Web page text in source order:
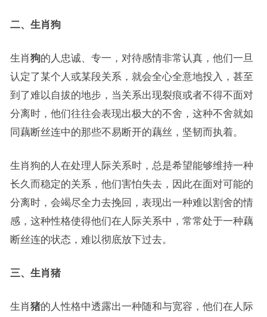
二、生肖狗
生肖狗的人忠诚、专一，对待感情非常认真，他们一旦
认定了某个人或某段关系，就会全心全意地投入，甚至
到了难以自拔的地步，当关系出现裂痕或者不得不面对
分离时，他们往往会表现出极大的不舍，这种不舍就如
同藕断丝连中的那些不易断开的藕丝，坚韧而执着。
生肖狗的人在处理人际关系时，总是希望能够维持一种
长久而稳定的关系，他们害怕失去，因此在面对可能的
分离时，会竭尽全力去挽回，表现出一种难以割舍的情
感，这种性格使得他们在人际关系中，常常处于一种藕
断丝连的状态，难以彻底放下过去。
三、生肖猪
生肖猪的人性格中透露出一种随和与宽容，他们在人际